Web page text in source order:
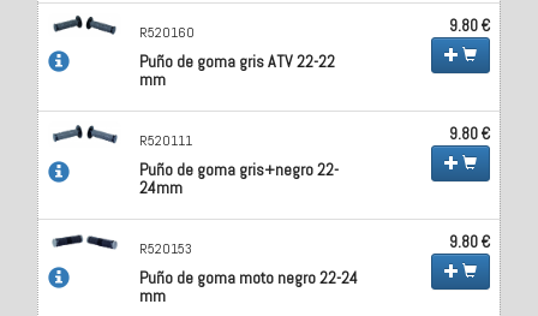
R520160
Puño de goma gris ATV 22-22
mm
9.80 €
R520111
Puño de goma gris+negro 22-
24mm
9.80 €
R520153
Puño de goma moto negro 22-24
mm
9.80 €